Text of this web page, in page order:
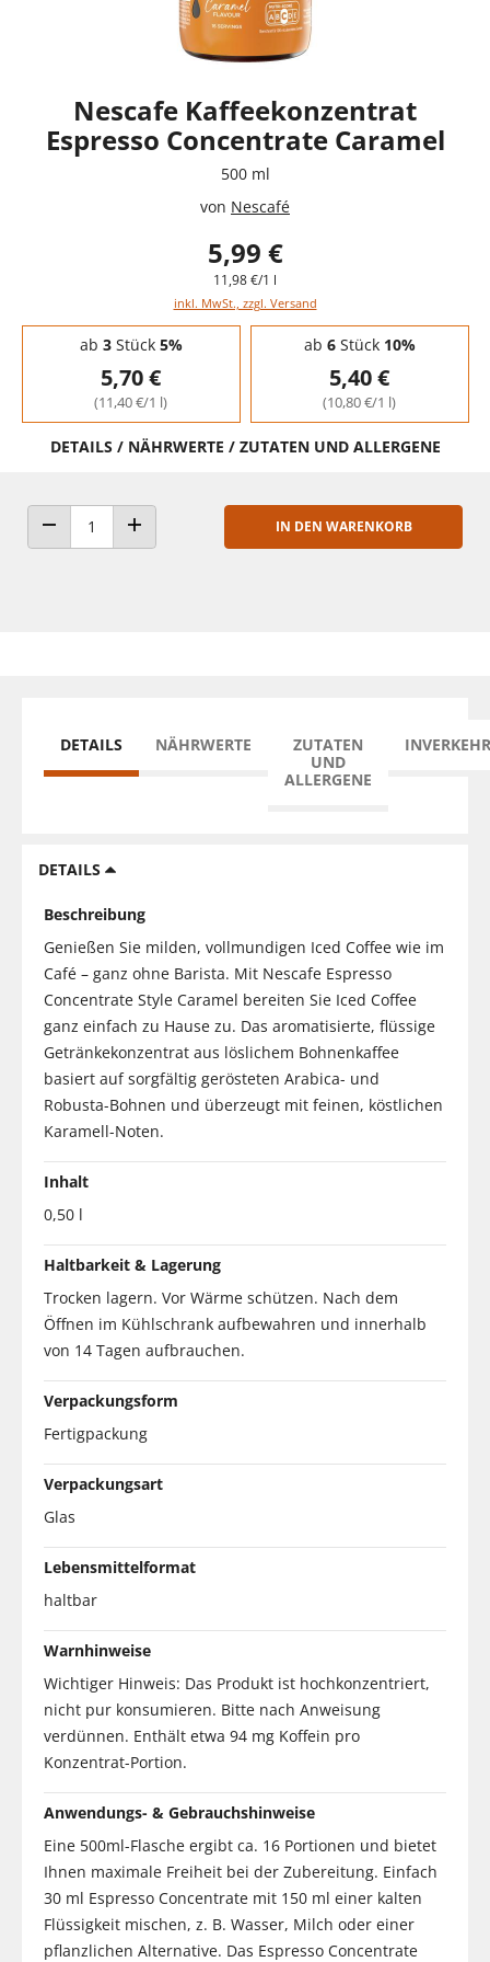
Nescafe Kaffeekonzentrat
Espresso Concentrate Caramel
500 ml
von Nescafé
5,99 €
11,98 €/1 l
inkl. MwSt., zzgl. Versand
Staffelpreise - Mengenrabatt
ab 3Stück 5%
5,70 €
(11,40 €/1 l)
ab 6Stück 10%
5,40 €
(10,80 €/1 l)
DETAILS / NÄHRWERTE / ZUTATEN UND ALLERGENE
ANZAHL VERRINGERNANZAHL ERHÖHEN
IN DEN WARENKORB
DETAILS NÄHRWERTE
ZUTATEN
UND
ALLERGENE
DETAILS
Beschreibung
Genießen Sie milden, vollmundigen Iced Coffee wie im
Café – ganz ohne Barista. Mit Nescafe Espresso
Concentrate Style Caramel bereiten Sie Iced Coffee
ganz einfach zu Hause zu. Das aromatisierte, flüssige
Getränkekonzentrat aus löslichem Bohnenkaffee
basiert auf sorgfältig gerösteten Arabica- und
Robusta-Bohnen und überzeugt mit feinen, köstlichen
Karamell-Noten.
Inhalt
0,50 l
Haltbarkeit & Lagerung
Trocken lagern. Vor Wärme schützen. Nach dem
Öffnen im Kühlschrank aufbewahren und innerhalb
von 14 Tagen aufbrauchen.
Verpackungsform
Fertigpackung
Verpackungsart
Glas
Lebensmittelformat
haltbar
Warnhinweise
Wichtiger Hinweis: Das Produkt ist hochkonzentriert,
nicht pur konsumieren. Bitte nach Anweisung
verdünnen. Enthält etwa 94 mg Koffein pro
Konzentrat-Portion.
Anwendungs- & Gebrauchshinweise
Eine 500ml-Flasche ergibt ca. 16 Portionen und bietet
Ihnen maximale Freiheit bei der Zubereitung. Einfach
30 ml Espresso Concentrate mit 150 ml einer kalten
Flüssigkeit mischen, z. B. Wasser, Milch oder einer
pflanzlichen Alternative. Das Espresso Concentrate